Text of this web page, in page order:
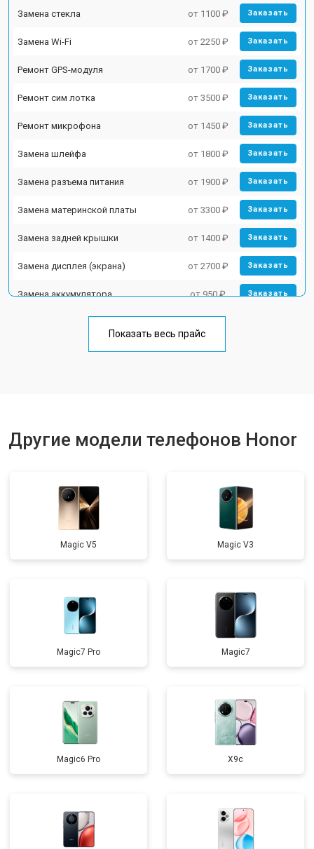
Замена стекла от 1100 ₽ Заказать
Замена Wi-Fi от 2250 ₽ Заказать
Ремонт GPS-модуля от 1700 ₽ Заказать
Ремонт сим лотка от 3500 ₽ Заказать
Ремонт микрофона от 1450 ₽ Заказать
Замена шлейфа от 1800 ₽ Заказать
Замена разъема питания от 1900 ₽ Заказать
Замена материнской платы от 3300 ₽ Заказать
Замена задней крышки от 1400 ₽ Заказать
Замена дисплея (экрана) от 2700 ₽ Заказать
Замена аккумулятора от 950 ₽ Заказать
Ремонт цепи питания от 3200 ₽
Показать весь прайс
Другие модели телефонов Honor
Magic V5 Magic V3
Magic7 Pro Magic7
Magic6 Pro X9c